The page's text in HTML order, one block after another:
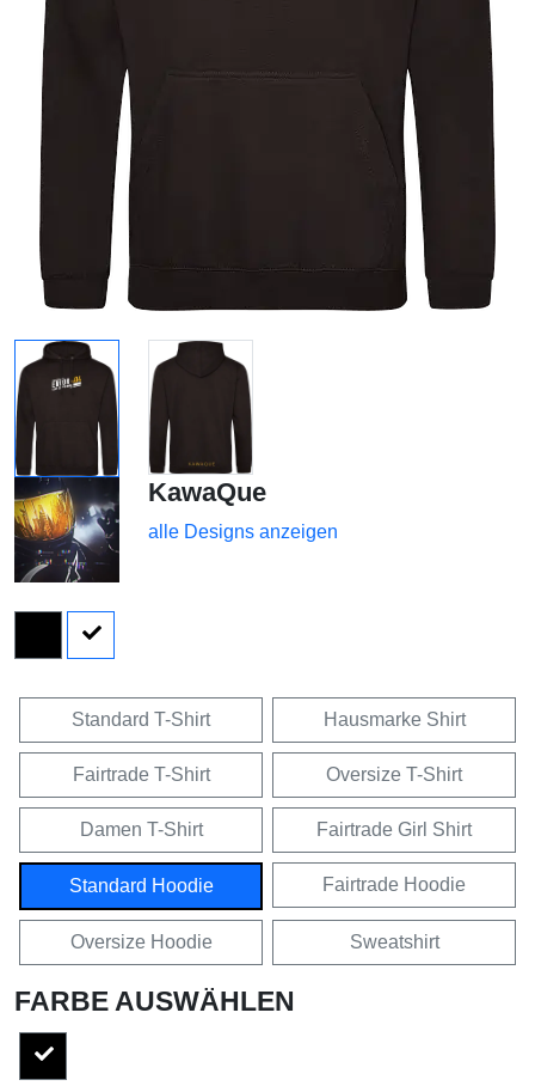
KawaQue
alle Designs anzeigen
Standard T-Shirt Hausmarke Shirt
Fairtrade T-Shirt Oversize T-Shirt
Damen T-Shirt Fairtrade Girl Shirt
Standard Hoodie Fairtrade Hoodie
Oversize Hoodie Sweatshirt
FARBE AUSWÄHLEN